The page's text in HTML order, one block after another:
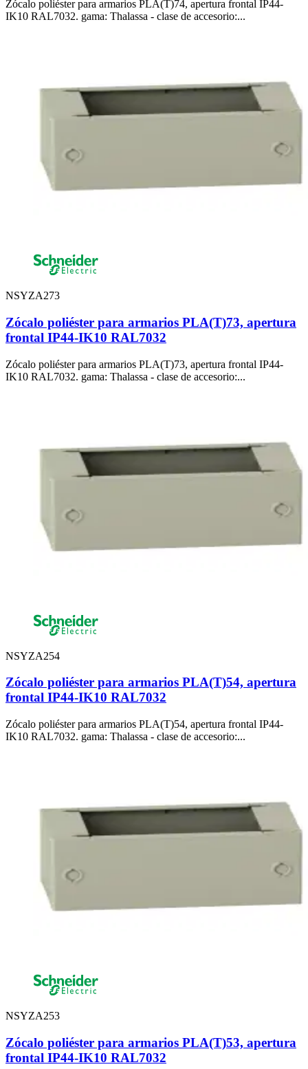
Zócalo poliéster para armarios PLA(T)74, apertura frontal IP44-
IK10 RAL7032. gama: Thalassa - clase de accesorio:...
NSYZA273
Zócalo poliéster para armarios PLA(T)73, apertura
frontal IP44-IK10 RAL7032
Zócalo poliéster para armarios PLA(T)73, apertura frontal IP44-
IK10 RAL7032. gama: Thalassa - clase de accesorio:...
NSYZA254
Zócalo poliéster para armarios PLA(T)54, apertura
frontal IP44-IK10 RAL7032
Zócalo poliéster para armarios PLA(T)54, apertura frontal IP44-
IK10 RAL7032. gama: Thalassa - clase de accesorio:...
NSYZA253
Zócalo poliéster para armarios PLA(T)53, apertura
frontal IP44-IK10 RAL7032